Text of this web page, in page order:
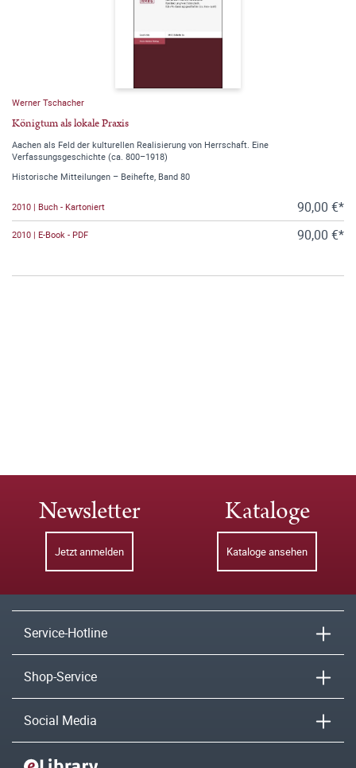
Werner Tschacher
Königtum als lokale Praxis
Aachen als Feld der kulturellen Realisierung von Herrschaft. Eine
Verfassungsgeschichte (ca. 800–1918)
Historische Mitteilungen – Beihefte, Band 80
2010 | Buch - Kartoniert 90,00 €*
2010 | E-Book - PDF 90,00 €*
Newsletter
Jetzt anmelden
Kataloge
Kataloge ansehen
Service-Hotline
Shop-Service
Social Media